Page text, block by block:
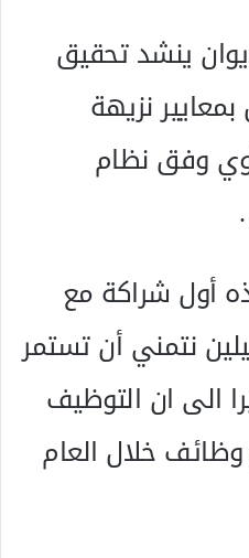
ينشد تحقيق
نزيهة
وفق نظام
أول شراكة مع
نتمني أن تستمر
الى ان التوظيف
خلال العام